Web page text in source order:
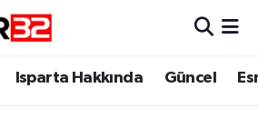
Isparta Hakkında Güncel
Eczaneler